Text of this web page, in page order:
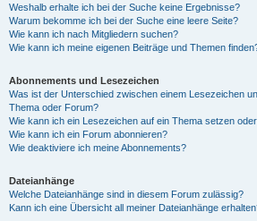
Weshalb erhalte ich bei der Suche keine Ergebnisse?
Warum bekomme ich bei der Suche eine leere Seite?
Wie kann ich nach Mitgliedern suchen?
Wie kann ich meine eigenen Beiträge und Themen
Abonnements und Lesezeichen
Was ist der Unterschied zwischen einem Lesezeichen
Thema oder Forum?
Wie kann ich ein Lesezeichen auf ein Thema setzen
Wie kann ich ein Forum abonnieren?
Wie deaktiviere ich meine Abonnements?
Dateianhänge
Welche Dateianhänge sind in diesem Forum zulässig?
Kann ich eine Übersicht all meiner Dateianhänge